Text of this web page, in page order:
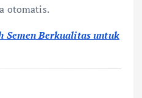
otomatis.
Semen Berkualitas untuk